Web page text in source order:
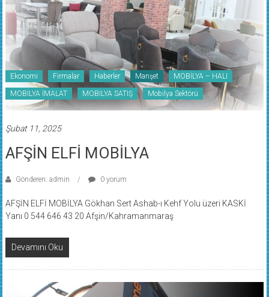
Ekonomi Firmalar Haberler Manşet MOBİLYA – HALI
MOBİLYA İMALAT MOBİLYA SATIŞ Mobilya Sektörü
AFŞİN ELFİ MOBİLYA
Yanı 0 544 646 43 20 Afşin/Kahramanmaraş
Devamını Oku